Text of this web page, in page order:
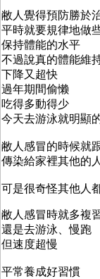
敝人覺得預防勝於
平時就要規律地做
保持體能的水平
不過說真的體能維
下降又超快
過年期間偷懒
吃得多動得少
今天去游泳就明顯
敝人感冒的時候就
傳染給家裡其他的
可是很奇怪其他人
敝人感冒時就多複
還是去游泳、慢跑
但速度超慢
平常養成好習慣